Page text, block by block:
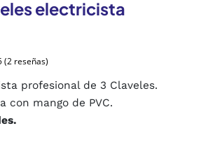
electricista
profesional de 3 Claveles.
con mango de PVC.